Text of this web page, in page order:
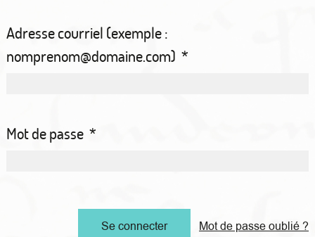
Adresse courriel (exemple :
nomprenom@domaine.com) *
Mot de passe *
Mot de passe oublié ?